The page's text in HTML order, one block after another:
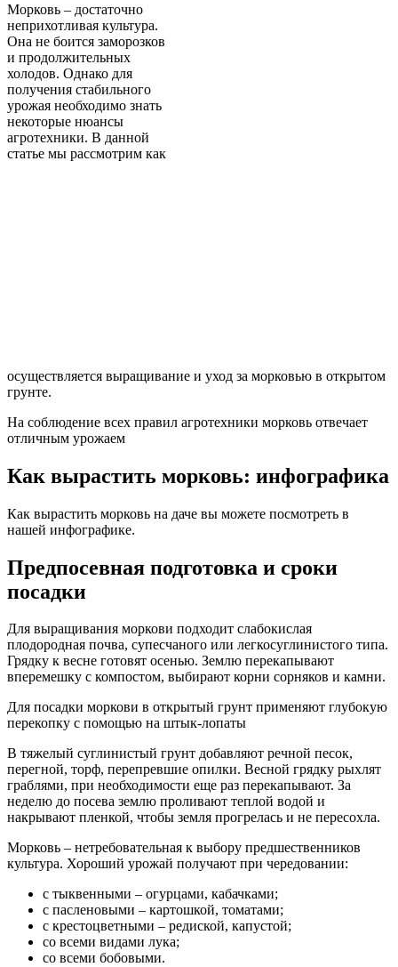
Морковь – достаточно
неприхотливая культура.
Она не боится заморозков
и продолжительных
холодов. Однако для
получения стабильного
урожая необходимо знать
некоторые нюансы
агротехники. В данной
статье мы рассмотрим как
осуществляется выращивание и уход за морковью в открытом
грунте.
На соблюдение всех правил агротехники морковь отвечает
отличным урожаем
Как вырастить морковь: инфографика
Как вырастить морковь на даче вы можете посмотреть в
нашей инфографике.
Предпосевная подготовка и сроки
посадки
Для выращивания моркови подходит слабокислая
плодородная почва, супесчаного или легкосуглинистого типа.
Грядку к весне готовят осенью. Землю перекапывают
вперемешку с компостом, выбирают корни сорняков и камни.
Для посадки моркови в открытый грунт применяют глубокую
перекопку с помощью на штык-лопаты
В тяжелый суглинистый грунт добавляют речной песок,
перегной, торф, перепревшие опилки. Весной грядку рыхлят
граблями, при необходимости еще раз перекапывают. За
неделю до посева землю проливают теплой водой и
накрывают пленкой, чтобы земля прогрелась и не пересохла.
Морковь – нетребовательная к выбору предшественников
культура. Хороший урожай получают при чередовании:
с тыквенными – огурцами, кабачками;
с пасленовыми – картошкой, томатами;
с крестоцветными – редиской, капустой;
со всеми видами лука;
со всеми бобовыми.